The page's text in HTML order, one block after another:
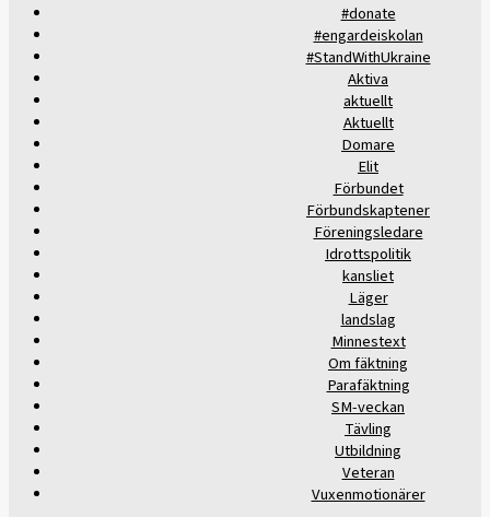
#donate
#engardeiskolan
#StandWithUkraine
Aktiva
aktuellt
Aktuellt
Domare
Elit
Förbundet
Förbundskaptener
Föreningsledare
Idrottspolitik
kansliet
Läger
landslag
Minnestext
Om fäktning
Parafäktning
SM-veckan
Tävling
Utbildning
Veteran
Vuxenmotionärer